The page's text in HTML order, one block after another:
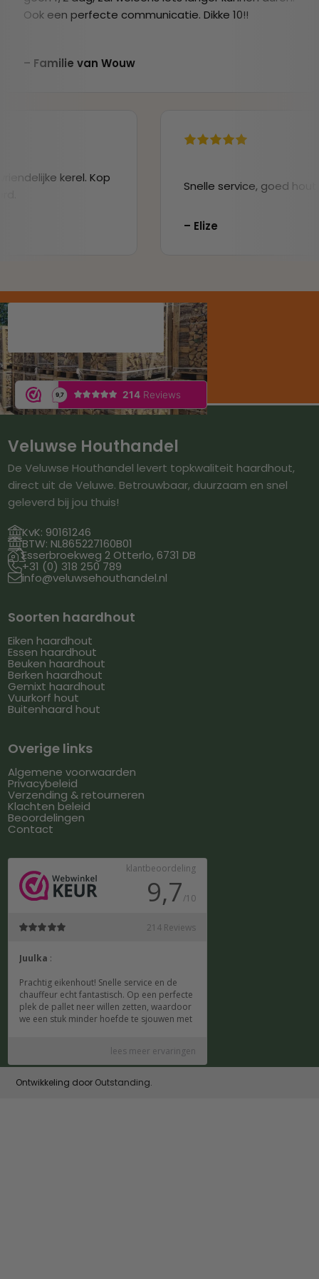
Ook een perfecte communicatie. Dikke 10!!
– Familie van Wouw
kerel. Kop

Snelle service, goed
– Elize
Veluwse Houthandel
De Veluwse Houthandel levert topkwaliteit haardhout,
direct uit de Veluwe. Betrouwbaar, duurzaam en snel
geleverd bij jou thuis!
KvK: 90161246
BTW: NL865227160B01
Esserbroekweg 2 Otterlo, 6731 DB
+31 (0) 318 250 789
info@veluwsehouthandel.nl
Soorten haardhout
Eiken haardhout
Essen haardhout
Beuken haardhout
Berken haardhout
Gemixt haardhout
Vuurkorf hout
Buitenhaard hout
Overige links
Algemene voorwaarden
Privacybeleid
Verzending & retourneren
Klachten beleid
Beoordelingen
Contact
Ontwikkeling door Outstanding.